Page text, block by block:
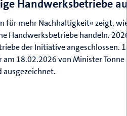
Handwerksbetriebe
für mehr Nachhaltigkeit« zeigt,
Handwerksbetriebe handeln.
der Initiative angeschlossen.
18.02.2026 von Minister Tonne